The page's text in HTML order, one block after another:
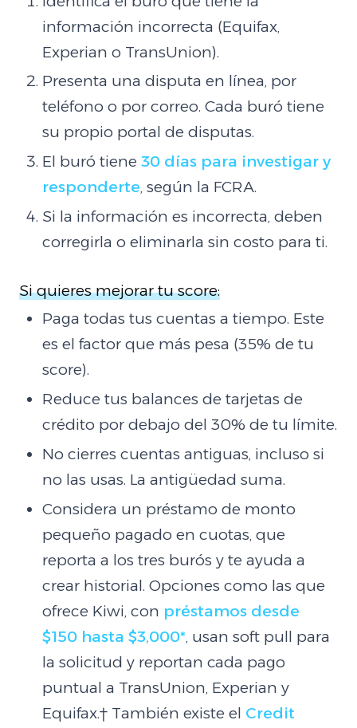
información incorrecta (Equifax,
Experian o TransUnion).
Presenta una disputa en línea, por
teléfono o por correo. Cada buró tiene
su propio portal de disputas.
El buró tiene 30 días para investigar y
responderte, según la FCRA.
Si la información es incorrecta, deben
corregirla o eliminarla sin costo para ti.
Si quieres mejorar tu score:
Paga todas tus cuentas a tiempo. Este
es el factor que más pesa (35% de tu
score).
Reduce tus balances de tarjetas de
crédito por debajo del 30% de tu límite.
No cierres cuentas antiguas, incluso si
no las usas. La antigüedad suma.
Considera un préstamo de monto
pequeño pagado en cuotas, que
reporta a los tres burós y te ayuda a
crear historial. Opciones como las que
ofrece Kiwi, con préstamos desde
$150 hasta $3,000*, usan soft pull para
la solicitud y reportan cada pago
puntual a TransUnion, Experian y
Equifax.† También existe el Credit